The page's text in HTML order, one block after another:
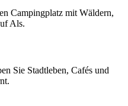
Campingplatz mit Wäldern,
Als.
Sie Stadtleben, Cafés und